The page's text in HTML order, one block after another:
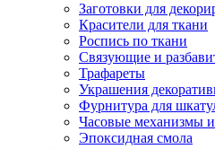
Заготовки для
Красители для ткани
Роспись по ткани
Связующие и
Трафареты
Украшения
Фурнитура для
Часовые механизмы и
Эпоксидная смола